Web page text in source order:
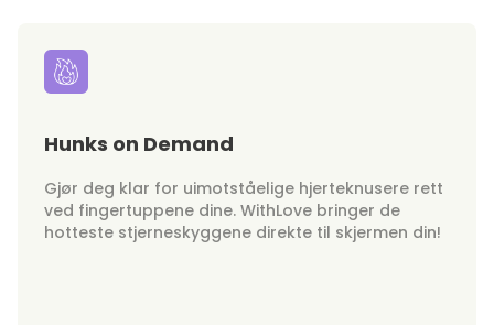
Hunks on Demand
Gjør deg klar for uimotståelige hjerteknusere rett
ved fingertuppene dine. WithLove bringer de
hotteste stjerneskyggene direkte til skjermen din!